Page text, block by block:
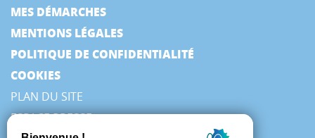
MES DÉMARCHES
MENTIONS LÉGALES
POLITIQUE DE CONFIDENTIALITÉ
COOKIES
PLAN DU SITE
ESPACE PRESSE